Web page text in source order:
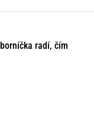
radí, čím